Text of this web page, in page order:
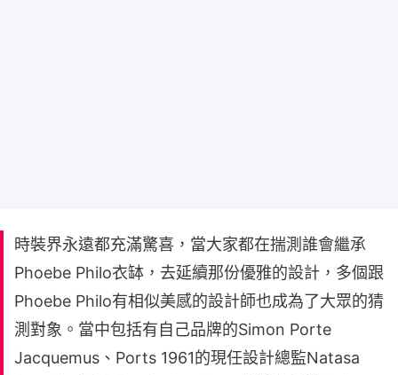
時裝界永遠都充滿驚喜，當大家都在揣測誰會繼承
Phoebe Philo衣缽，去延續那份優雅的設計，多個跟
Phoebe Philo有相似美感的設計師也成為了大眾的猜
測對象。當中包括有自己品牌的Simon Porte
Jacquemus、Ports 1961的現任設計總監Natasa